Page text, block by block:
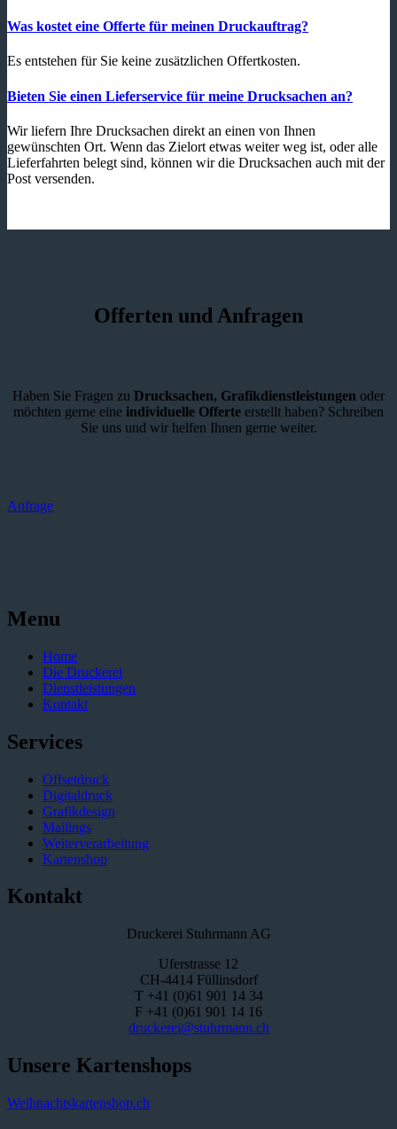
Was kostet eine Offerte für meinen Druckauftrag?
Es entstehen für Sie keine zusätzlichen Offertkosten.
Bieten Sie einen Lieferservice für meine Drucksachen an?
Wir liefern Ihre Drucksachen direkt an einen von Ihnen
gewünschten Ort. Wenn das Zielort etwas weiter weg ist, oder alle
Lieferfahrten belegt sind, können wir die Drucksachen auch mit der
Post versenden.
Offerten und Anfragen
Haben Sie Fragen zu Drucksachen, Grafikdienstleistungen oder
möchten gerne eine individuelle Offerte erstellt haben? Schreiben
Sie uns und wir helfen Ihnen gerne weiter.
Anfrage
Menu
Home
Die Druckerei
Dienstleistungen
Kontakt
Services
Offsetdruck
Digitaldruck
Grafikdesign
Mailings
Weiterverarbeitung
Kartenshop
Kontakt
Druckerei Stuhrmann AG
Uferstrasse 12
CH-4414 Füllinsdorf
T +41 (0)61 901 14 34
F +41 (0)61 901 14 16
druckerei@stuhrmann.ch
Unsere Kartenshops
Weihnachtskartenshop.ch